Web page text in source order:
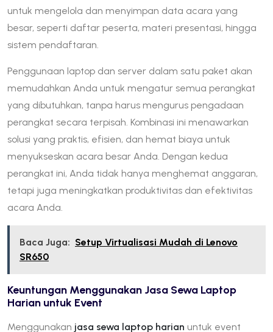
untuk mengelola dan menyimpan data acara yang
besar, seperti daftar peserta, materi presentasi, hingga
sistem pendaftaran.
Penggunaan laptop dan server dalam satu paket akan
memudahkan Anda untuk mengatur semua perangkat
yang dibutuhkan, tanpa harus mengurus pengadaan
perangkat secara terpisah. Kombinasi ini menawarkan
solusi yang praktis, efisien, dan hemat biaya untuk
menyukseskan acara besar Anda. Dengan kedua
perangkat ini, Anda tidak hanya menghemat anggaran,
tetapi juga meningkatkan produktivitas dan efektivitas
acara Anda.
Baca Juga: Setup Virtualisasi Mudah di Lenovo
SR650
Keuntungan Menggunakan Jasa Sewa Laptop
Harian untuk Event
Menggunakan jasa sewa laptop harian untuk event